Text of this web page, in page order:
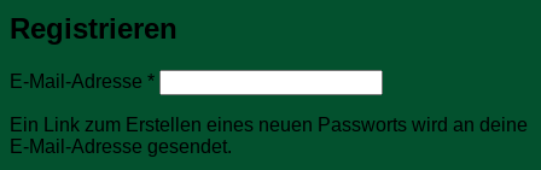
Registrieren
E-Mail-Adresse *Erforderlich
Ein Link zum Erstellen eines neuen Passworts wird an deine
E-Mail-Adresse gesendet.